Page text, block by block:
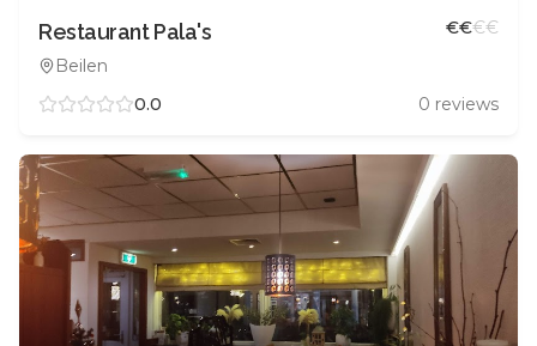
Restaurant Pala's
Beilen
€€€€
0.0 0 reviews